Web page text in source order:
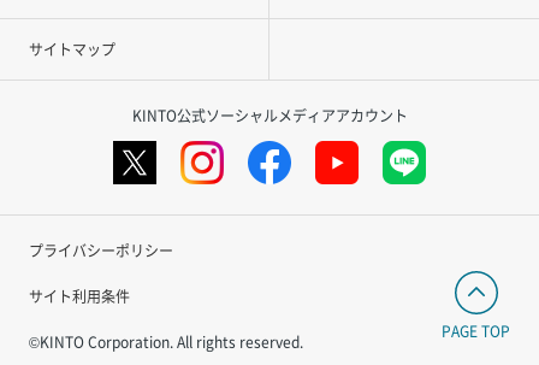
サイトマップ
KINTO公式ソーシャルメディアアカウント
プライバシーポリシー
サイト利用条件
©KINTO Corporation. All rights reserved.
PAGE TOP